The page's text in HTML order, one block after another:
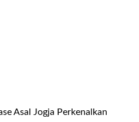
Asal Jogja Perkenalkan